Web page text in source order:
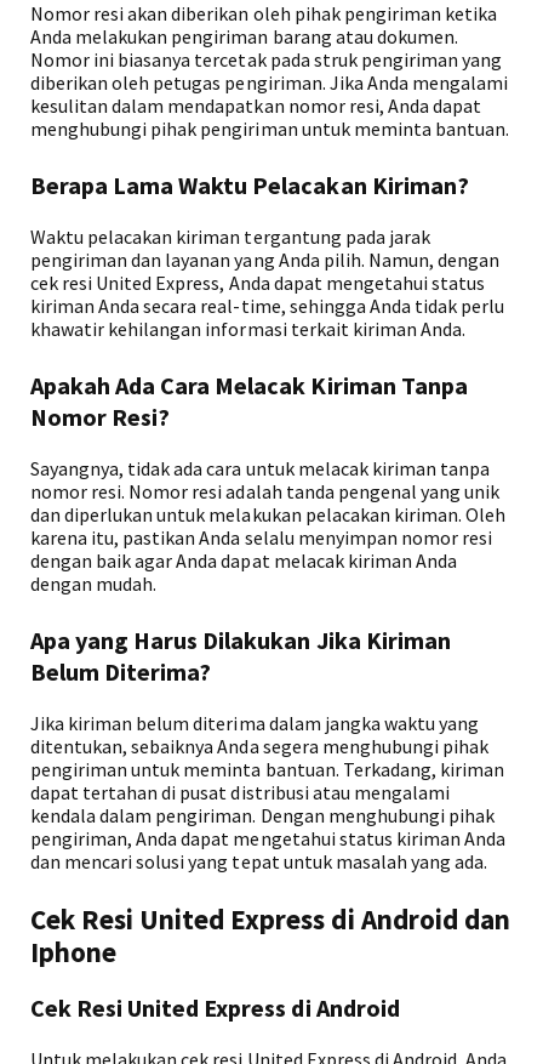
Nomor resi akan diberikan oleh pihak pengiriman ketika
Anda melakukan pengiriman barang atau dokumen.
Nomor ini biasanya tercetak pada struk pengiriman yang
diberikan oleh petugas pengiriman. Jika Anda mengalami
kesulitan dalam mendapatkan nomor resi, Anda dapat
menghubungi pihak pengiriman untuk meminta bantuan.
Berapa Lama Waktu Pelacakan Kiriman?
Waktu pelacakan kiriman tergantung pada jarak
pengiriman dan layanan yang Anda pilih. Namun, dengan
cek resi United Express, Anda dapat mengetahui status
kiriman Anda secara real-time, sehingga Anda tidak perlu
khawatir kehilangan informasi terkait kiriman Anda.
Apakah Ada Cara Melacak Kiriman Tanpa
Nomor Resi?
Sayangnya, tidak ada cara untuk melacak kiriman tanpa
nomor resi. Nomor resi adalah tanda pengenal yang unik
dan diperlukan untuk melakukan pelacakan kiriman. Oleh
karena itu, pastikan Anda selalu menyimpan nomor resi
dengan baik agar Anda dapat melacak kiriman Anda
dengan mudah.
Apa yang Harus Dilakukan Jika Kiriman
Belum Diterima?
Jika kiriman belum diterima dalam jangka waktu yang
ditentukan, sebaiknya Anda segera menghubungi pihak
pengiriman untuk meminta bantuan. Terkadang, kiriman
dapat tertahan di pusat distribusi atau mengalami
kendala dalam pengiriman. Dengan menghubungi pihak
pengiriman, Anda dapat mengetahui status kiriman Anda
dan mencari solusi yang tepat untuk masalah yang ada.
Cek Resi United Express di Android dan
Iphone
Cek Resi United Express di Android
Untuk melakukan cek resi United Express di Android, Anda